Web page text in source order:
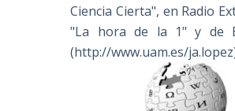
Ciencia Cierta", en Radio
"La hora de la 1" y de
(http://www.uam.es/ja.lopez